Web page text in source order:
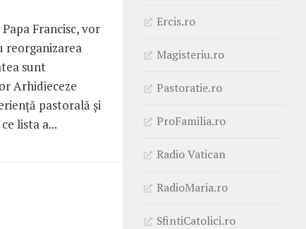
Francisc, vor
reorganizarea
sunt
Arhidieceze
pastorală şi
lista a...
Ercis.ro
Magisteriu.ro
Pastoratie.ro
ProFamilia.ro
Radio Vatican
RadioMaria.ro
SfintiCatolici.ro